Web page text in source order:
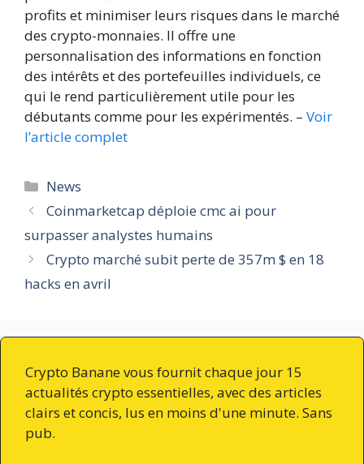
profits et minimiser leurs risques dans le marché
des crypto-monnaies. Il offre une
personnalisation des informations en fonction
des intérêts et des portefeuilles individuels, ce
qui le rend particulièrement utile pour les
débutants comme pour les expérimentés. – Voir
l’article complet
Catégories
News
Coinmarketcap déploie cmc ai pour
surpasser analystes humains
Crypto marché subit perte de 357m $ en 18
hacks en avril
Crypto Banane vous fournit chaque jour 15
actualités crypto essentielles, avec des articles
clairs et concis, lus en moins d'une minute. Sans
pub.